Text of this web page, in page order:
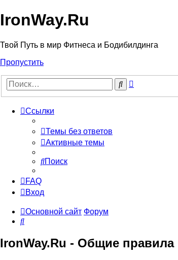
IronWay.Ru
Твой Путь в мир Фитнеса и Бодибилдинга
Пропустить
Поиск
Ссылки
Темы без ответов
Активные темы
Поиск
FAQ
Вход
Основной сайт Форум
Поиск
IronWay.Ru - Общие правила